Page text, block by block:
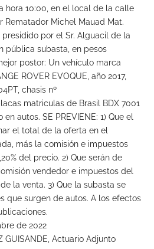
hora 10:00, en el local de la calle
Rematador Michel Mauad Mat.
presidido por el Sr. Alguacil de la
pública subasta, en pesos
postor: Un vehículo marca
ROVER EVOQUE, año 2017,
chasis nº
matriculas de Brasil BDX 7001
autos. SE PREVIENE: 1) Que el
el total de la oferta en el
más la comisión e impuestos
del precio. 2) Que serán de
vendedor e impuestos del
la venta. 3) Que la subasta se
que surgen de autos. A los efectos
de 2022
GUISANDE, Actuario Adjunto